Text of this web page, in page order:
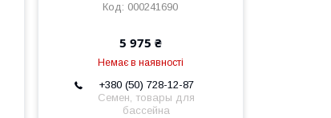
000241690
5 975 ₴
Немає в наявності
+380 (50) 728-12-87
Семен, товары для
бассейна